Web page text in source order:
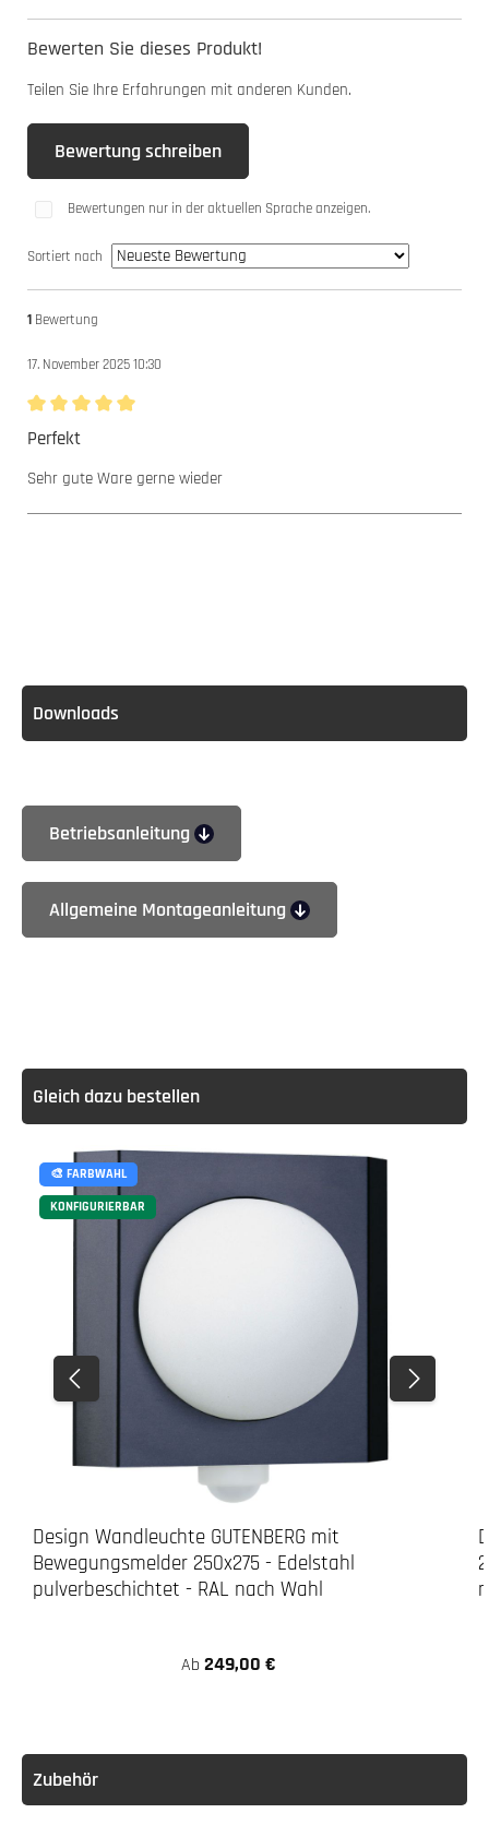
Bewerten Sie dieses Produkt!
Teilen Sie Ihre Erfahrungen mit anderen Kunden.
Bewertung schreiben
Bewertungen nur in der aktuellen Sprache anzeigen.
Sortiert nach
1 Bewertung
17. November 2025 10:30
Bewertung mit 5 von 5 Sternen
Perfekt
Sehr gute Ware gerne wieder
Downloads
Betriebsanleitung
Allgemeine Montageanleitung
Gleich dazu bestellen
🎨 FARBWAHL
KONFIGURIERBAR
Design Wandleuchte GUTENBERG mit
Bewegungsmelder 250x275 - Edelstahl
pulverbeschichtet - RAL nach Wahl
Ab 249,00 €
Zubehör